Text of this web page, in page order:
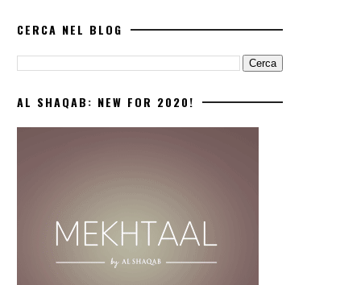
CERCA NEL BLOG
AL SHAQAB: NEW FOR 2020!